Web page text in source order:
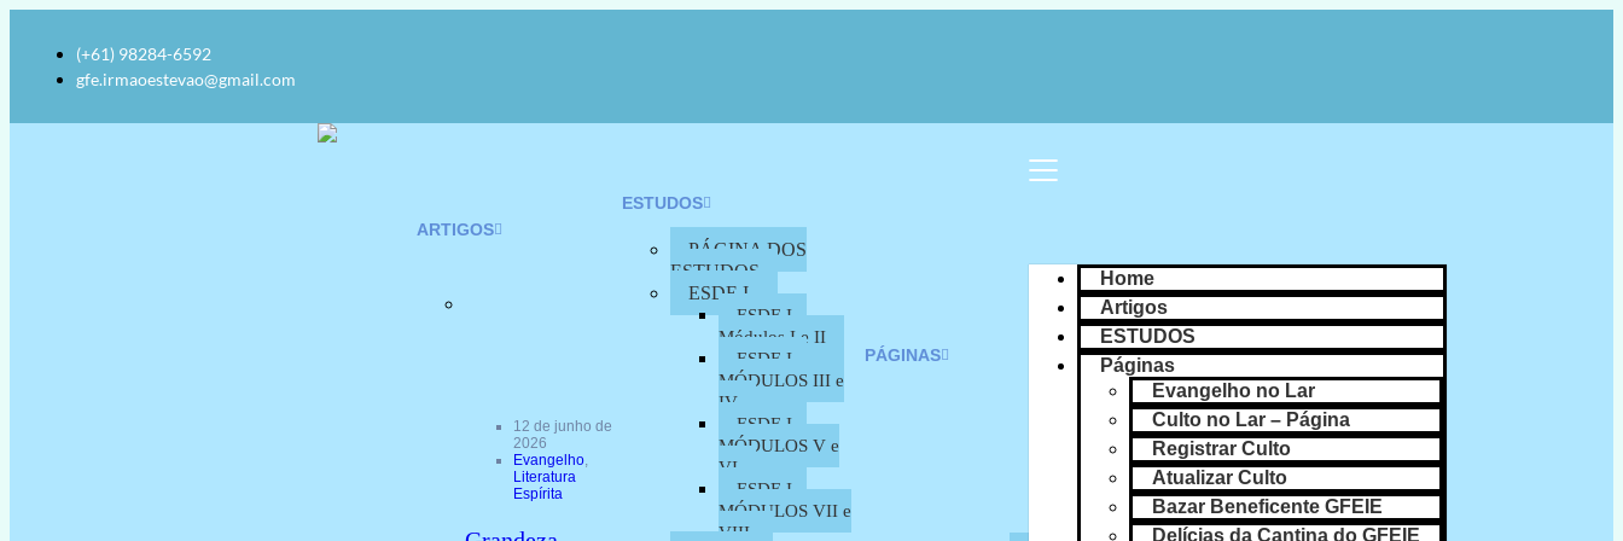
(+61) 98284-6592
gfe.irmaoestevao@gmail.com
ARTIGOS
12 de junho de
2026
Evangelho,
Literatura
Espírita
ESTUDOS
PÁGINA DOS
ESTUDOS
ESDE I
ESDE I –
Módulos I e II
ESDE I –
MÓDULOS III e
IV
ESDE I –
MÓDULOS V e
VI
ESDE I –
MÓDULOS VII e
VIII
PÁGINAS
Home
Artigos
ESTUDOS
Páginas
Evangelho no Lar
Culto no Lar – Página
Registrar Culto
Atualizar Culto
Bazar Beneficente GFEIE
Delícias da Cantina do GFEIE